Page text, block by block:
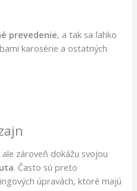
prevedenie, a tak sa ľahko
karosérie a ostatných
zároveň dokážu svojou
. Často sú preto
úpravách, ktoré majú